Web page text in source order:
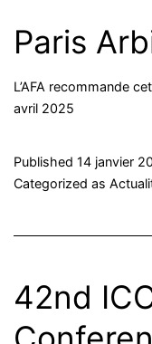
Paris
L’AFA recommande
avril 2025
Published 14 janvier
Categorized as
42nd